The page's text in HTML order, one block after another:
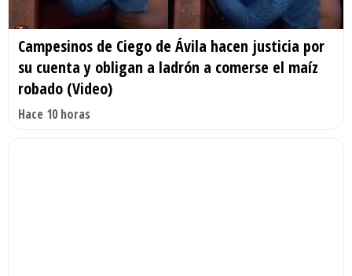
Campesinos de Ciego de Ávila hacen justicia por
su cuenta y obligan a ladrón a comerse el maíz
robado (Video)
Hace 10 horas